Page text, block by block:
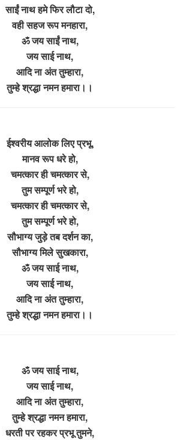
साईं नाथ हमे फिर लौटा दो,
वही सहज रूप मनहारा,
ॐ जय साईं नाथ,
जय साई नाथ,
आदि ना अंत तुम्हारा,
तुम्हे श्रद्धा नमन हमारा।।
ईश्वरीय आलोक लिए प्रभू,
मानव रूप धरे हो,
चमत्कार ही चमत्कार से,
तुम सम्पूर्ण भरे हो,
चमत्कार ही चमत्कार से,
तुम सम्पूर्ण भरे हो,
सौभाग्य जुड़े तब दर्शन का,
सौभाग्य मिले सुखकारा,
ॐ जय साई नाथ,
जय साई नाथ,
आदि ना अंत तुम्हारा,
तुम्हे श्रद्धा नमन हमारा।।
ॐ जय साई नाथ,
जय साई नाथ,
आदि ना अंत तुम्हारा,
तुम्हे श्रद्धा नमन हमारा,
धरती पर रहकर प्रभू तुमने,